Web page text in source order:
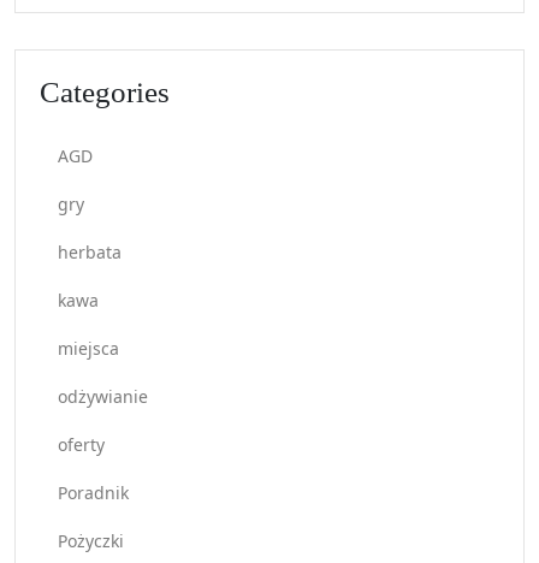
Categories
AGD
gry
herbata
kawa
miejsca
odżywianie
oferty
Poradnik
Pożyczki